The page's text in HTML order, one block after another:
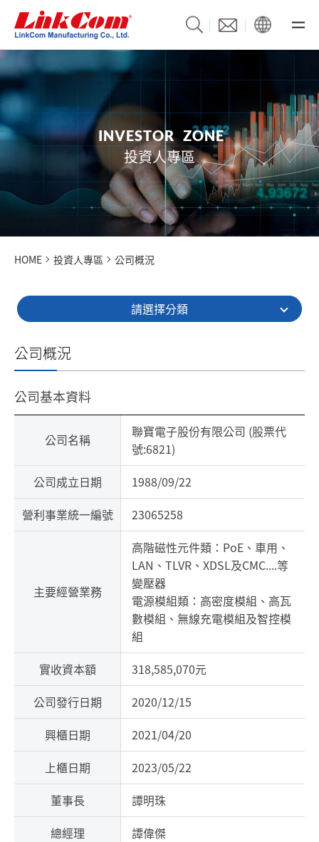
I NV ESTOR ZONE
投資人專區
HOME 投資人專區 公司概況
請選擇分類
公司概況
公司基本資料
公司名稱
聯寶電子股份有限公司 (股票代
號:6821)
公司成立日期
1988/09/22
營利事業統一編號
23065258
主要經營業務
高階磁性元件類：PoE、車用、
LAN、TLVR、XDSL及CMC....等
變壓器
電源模組類：高密度模組、高瓦
數模組、無線充電模組及智控模
組
實收資本額
318,585,070元
公司發行日期
2020/12/15
興櫃日期
2021/04/20
上櫃日期
2023/05/22
董事長
譚明珠
總經理
譚偉傑